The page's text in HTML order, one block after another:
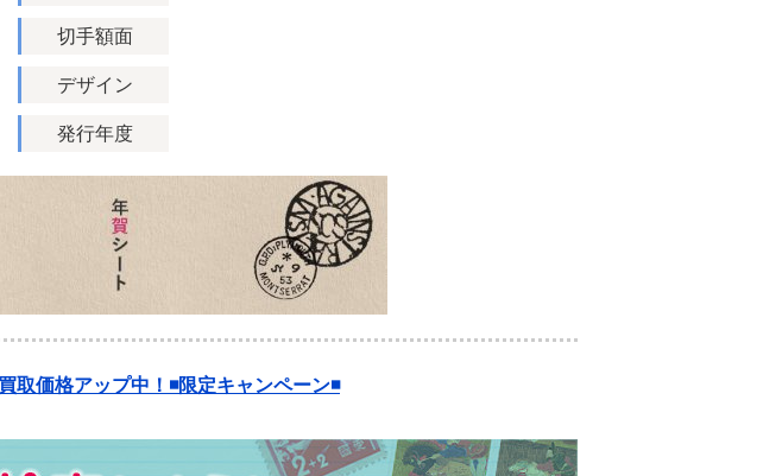
切手額面
デザイン
発行年度
価格アップ中！◾️限定キャンペーン◾️